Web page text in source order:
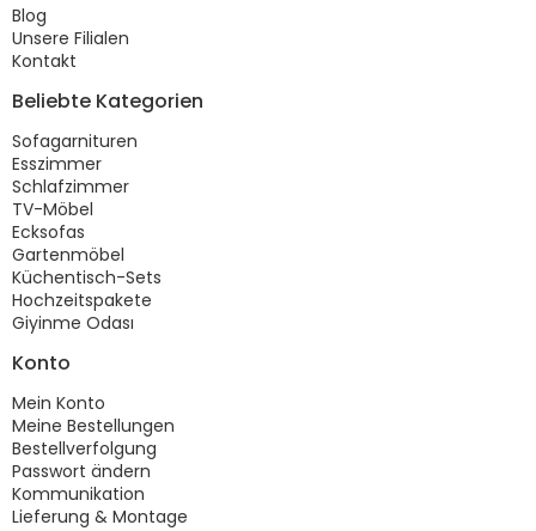
Blog
Unsere Filialen
Kontakt
Beliebte Kategorien
Sofagarnituren
Esszimmer
Schlafzimmer
TV-Möbel
Ecksofas
Gartenmöbel
Küchentisch-Sets
Hochzeitspakete
Giyinme Odası
Konto
Mein Konto
Meine Bestellungen
Bestellverfolgung
Passwort ändern
Kommunikation
Lieferung & Montage